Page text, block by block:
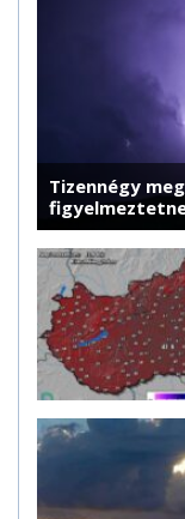
Tizennégy